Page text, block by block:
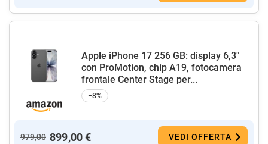
Apple iPhone 17 256 GB: display 6,3"
con ProMotion, chip A19, fotocamera
frontale Center Stage per...
−8%
979,00 899,00 € VEDI OFFERTA